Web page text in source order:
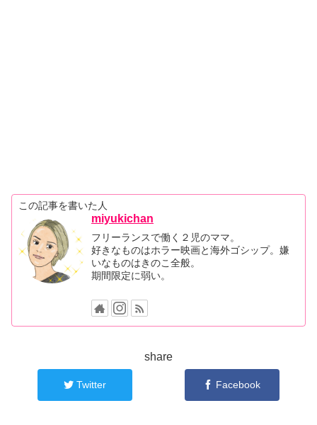
この記事を書いた人
miyukichan
フリーランスで働く２児のママ。
好きなものはホラー映画と海外ゴシップ。嫌
いなものはきのこ全般。
期間限定に弱い。
share
Twitter Facebook